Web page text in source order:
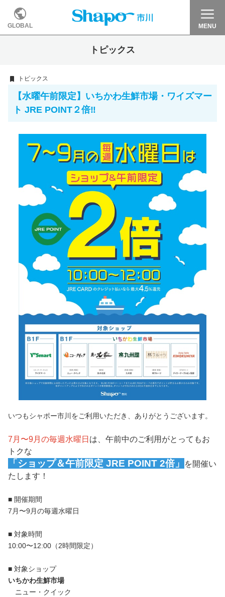
GLOBAL MENU
トピックス
トピックス
【水曜午前限定】いちかわ生鮮市場・ワイズマー
ト JRE POINT２倍‼
いつもシャポー市川をご利用いただき、ありがとうございます。
7月〜9月の毎週水曜日 は、午前中のご利用がとってもお
トクな
「ショップ＆午前限定 JRE POINT 2倍」
を開催い
たします！
■ 開催期間
7月〜9月の毎週水曜日
■ 対象時間
10:00〜12:00（2時間限定）
■ 対象ショップ
いちかわ生鮮市場
ニュー・クイック